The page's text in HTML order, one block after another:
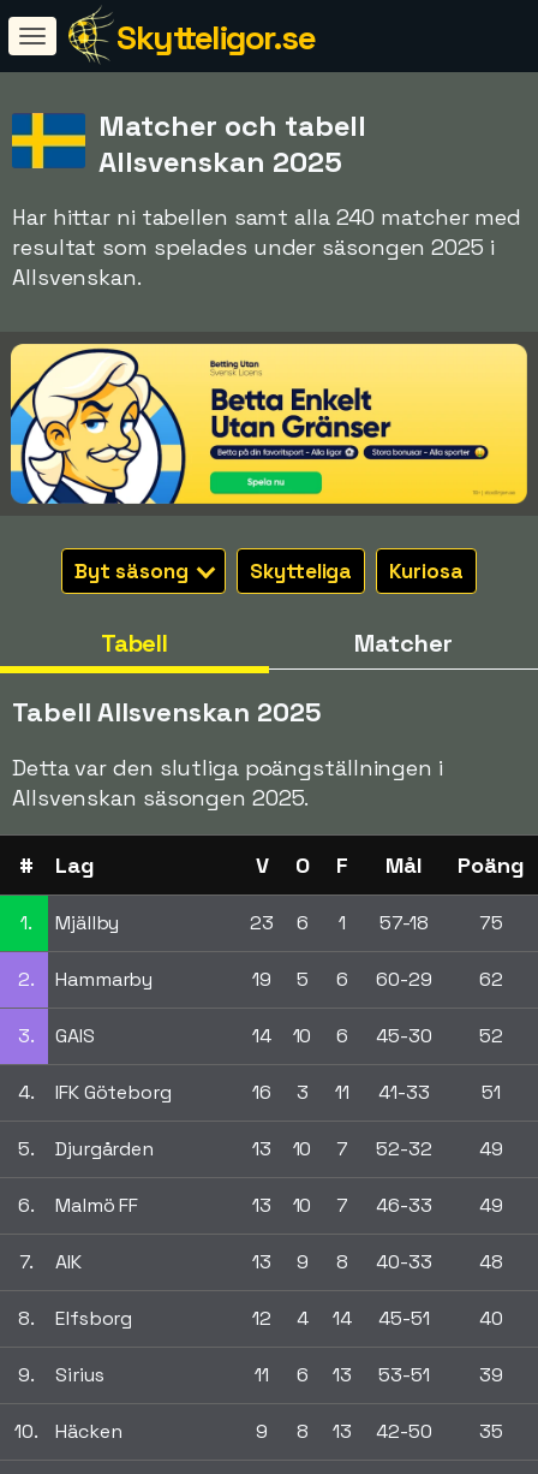
Skytteligor.se
Matcher och tabell
Allsvenskan 2025
Har hittar ni tabellen samt alla 240 matcher med
resultat som spelades under säsongen 2025 i
Allsvenskan.
Byt säsong Skytteliga Kuriosa
Tabell Matcher
Tabell Allsvenskan 2025
Detta var den slutliga poängställningen i
Allsvenskan säsongen 2025.
# Lag V O F Mål Poäng
1. Mjällby 23 6 1 57-18 75
2. Hammarby 19 5 6 60-29 62
3. GAIS 14 10 6 45-30 52
4. IFK Göteborg 16 3 11 41-33 51
5. Djurgården 13 10 7 52-32 49
6. Malmö FF 13 10 7 46-33 49
7. AIK 13 9 8 40-33 48
8. Elfsborg 12 4 14 45-51 40
9. Sirius 11 6 13 53-51 39
10. Häcken 9 8 13 42-50 35